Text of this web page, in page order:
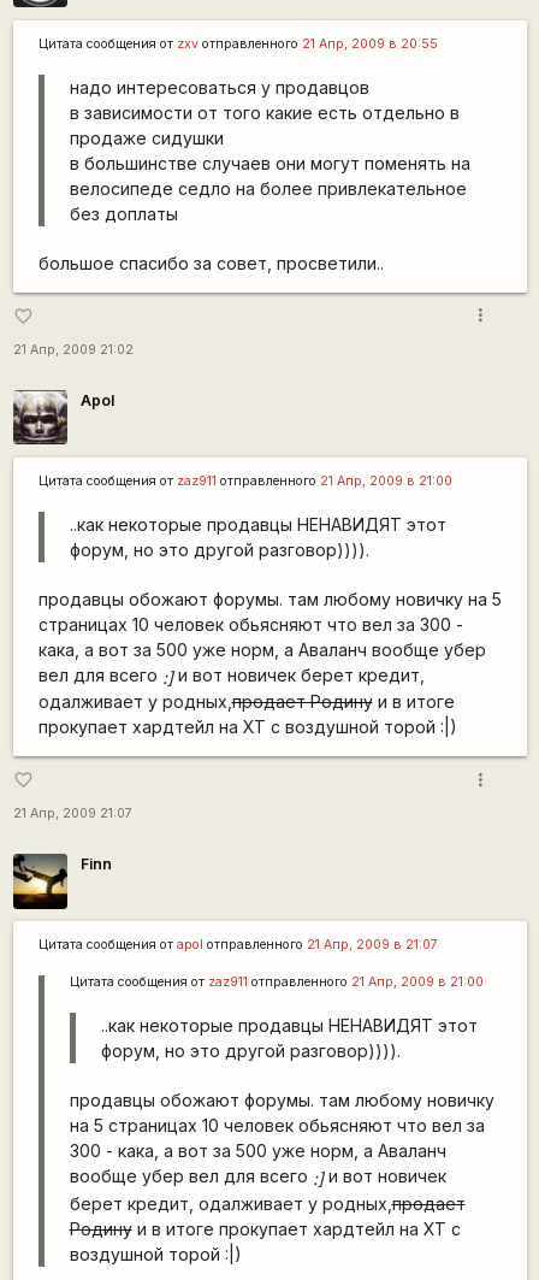
Цитата сообщения от zxvотправленного 21 Апр, 2009 в 20:55
надо интересоваться у продавцов
в зависимости от того какие есть отдельно в
продаже сидушки
в большинстве случаев они могут поменять на
велосипеде седло на более привлекательное
без доплаты
большое спасибо за совет, просветили..
favorite_border
21 Апр, 2009 21:02
more_vert
Apol
Цитата сообщения от zaz911 отправленного 21 Апр, 2009 в 21:00
..как некоторые продавцы НЕНАВИДЯТ этот
форум, но это другой разговор)))).
продавцы обожают форумы. там любому новичку на 5
страницах 10 человек обьясняют что вел за 300 -
кака, а вот за 500 уже норм, а Аваланч вообще убер
вел для всего :]и вот новичек берет кредит,
одалживает у родных,продает Родинуи в итоге
прокупает хардтейл на ХТ с воздушной торой :|)
favorite_border
21 Апр, 2009 21:07
more_vert
Finn
Цитата сообщения от apol отправленного 21 Апр, 2009 в 21:07
Цитата сообщения от zaz911 отправленного 21 Апр, 2009 в 21:00
..как некоторые продавцы НЕНАВИДЯТ этот
форум, но это другой разговор)))).
продавцы обожают форумы. там любому новичку
на 5 страницах 10 человек обьясняют что вел за
300 - кака, а вот за 500 уже норм, а Аваланч
вообще убер вел для всего :]и вот новичек
берет кредит, одалживает у родных,продает
Родинуи в итоге прокупает хардтейл на ХТ с
воздушной торой :|)